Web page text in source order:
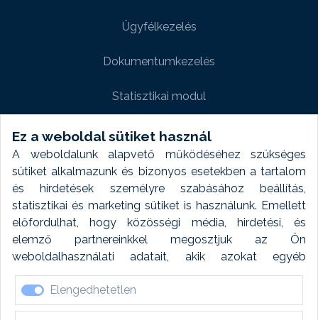
Ez a weboldal sütiket használ
A weboldalunk alapvető működéséhez szükséges
sütiket alkalmazunk és bizonyos esetekben a tartalom
és hirdetések személyre szabásához beállítás,
statisztikai és marketing sütiket is használunk. Emellett
előfordulhat, hogy közösségi média, hirdetési, és
elemző partnereinkkel megosztjuk az Ön
weboldalhasználati adatait, akik azokat egyéb
forrásokból gyűjtött adatokkal kombinálhatják. A sütik
elfogadásával kapcsolatosan naplózást végzünk és
ezen adatokat 6 hónap után automatikusan töröljük. A
Elengedhetetlen
Ügyfélkezelés
Dokumentumkezelés
Statisztikai modul
Weboldal modul
Fényképtár extra modul
Autómosó modul
Feladatütemezés